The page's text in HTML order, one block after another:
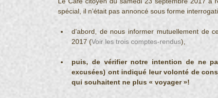
spécial, il n’était pas annoncé sous forme
d'abord, de nous informer mutuellement de
2017 (Voir les trois comptes-rendus),
puis, de vérifier notre intention de ne
excusées) ont indiqué leur volonté de
qui souhaitent ne plus « voyager »!